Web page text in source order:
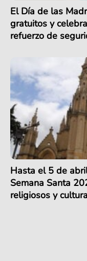
El Día de las
gratuitos y
refuerzo de
Hasta el 5 de
Semana Santa
religiosos y